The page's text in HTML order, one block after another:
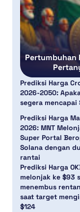
Pertumbuhan
Prediksi Harga
2026-2050:
segera mencapai
Prediksi Harga
2026: MNT
Super Portal
Solana dengan
rantai
Prediksi Harga
melonjak ke $93
menembus
saat target
$124